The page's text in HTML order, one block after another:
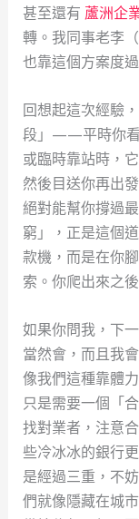
甚至還有 蘆洲企
轉。我同事老李
也靠這個方案度
回想起這次經驗
段」——平時你看
或臨時靠站時，
然後目送你再出
絕對能幫你撐過
窮」，正是這個
款機，而是在你
索。你爬出來之
如果你問我，下
當然會，而且我
像我們這種靠體
只是需要一個「
找對業者，注意
些冷冰冰的銀行
是經過三重，不
們就像隱藏在城